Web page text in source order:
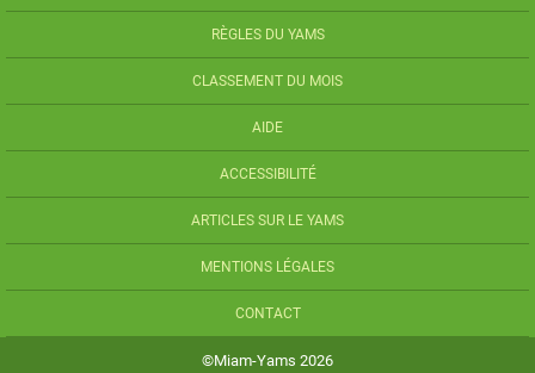
RÈGLES DU YAMS
CLASSEMENT DU MOIS
AIDE
ACCESSIBILITÉ
ARTICLES SUR LE YAMS
MENTIONS LÉGALES
CONTACT
©Miam-Yams 2026